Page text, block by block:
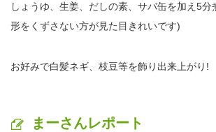
しょうゆ、生姜、だしの素、サバ缶を加え5分
形をくずさない方が見た目きれいです)
お好みで白髪ネギ、枝豆等を飾り出来上がり!
まーさんレポート